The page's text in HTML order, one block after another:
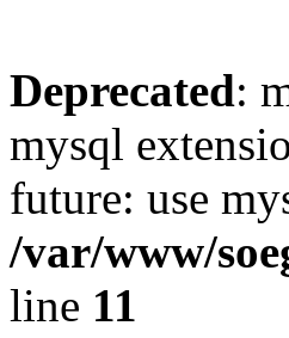
Deprecated:
mysql
future: use
/var/www/
line 11